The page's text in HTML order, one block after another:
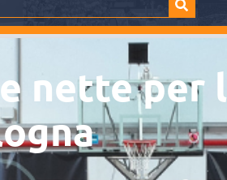
nette per